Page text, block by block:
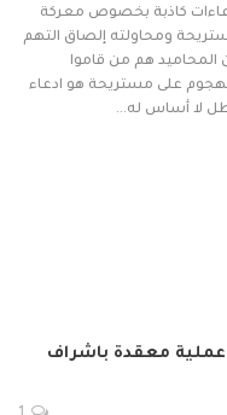
كاذبة بخصوص معركة
ومحاولته إلصاق التهم
المحاميد هم من قاموا
على مستريحة هو ادعاء
لا أساس له…
معقدة باشراف